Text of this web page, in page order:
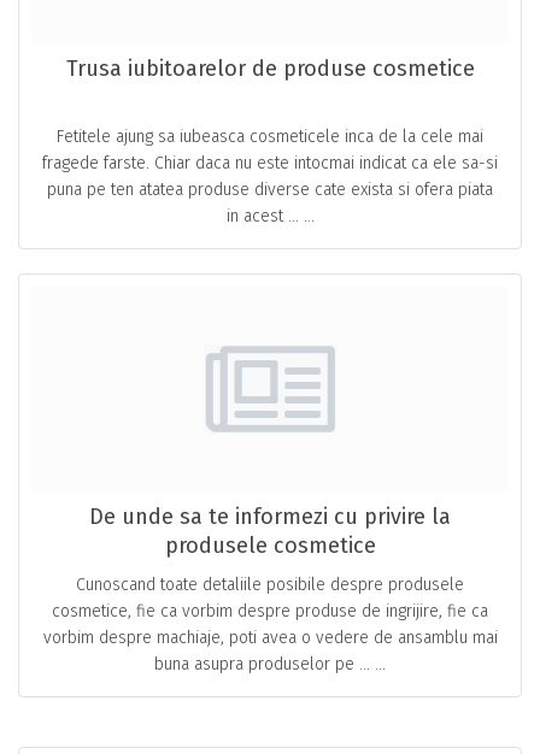
Trusa iubitoarelor de produse cosmetice
Fetitele ajung sa iubeasca cosmeticele inca de la cele mai
fragede farste. Chiar daca nu este intocmai indicat ca ele sa-si
puna pe ten atatea produse diverse cate exista si ofera piata
in acest … ...
De unde sa te informezi cu privire la
produsele cosmetice
Cunoscand toate detaliile posibile despre produsele
cosmetice, fie ca vorbim despre produse de ingrijire, fie ca
vorbim despre machiaje, poti avea o vedere de ansamblu mai
buna asupra produselor pe … ...